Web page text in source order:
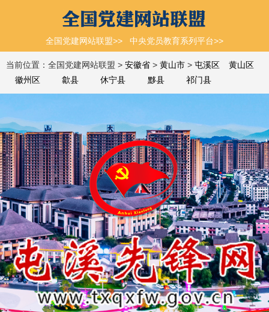
全国党建网站联盟>> 中央党员教育系列平台>>
当前位置：全国党建网站联盟 > 安徽省 > 黄山市 > 屯溪区
黄山区
徽州区
歙县 休宁县 黟县 祁门县